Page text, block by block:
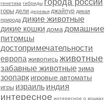
генетика гибриды города россии
горы дели деревья джайпур дикая
природа дикие животные
дикие кошки дома домашние
питомцы
достопримечательности
европа живописьживотные
забавные животныезима
зоопарк игровые автоматы
игры израиль индия
интересное интересное о кошках